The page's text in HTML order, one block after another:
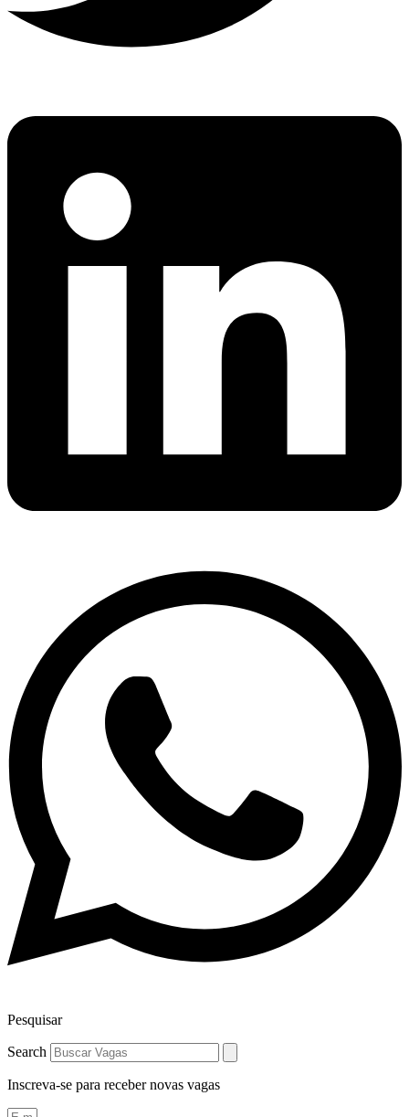
Pesquisar
Search
Inscreva-se para receber novas vagas